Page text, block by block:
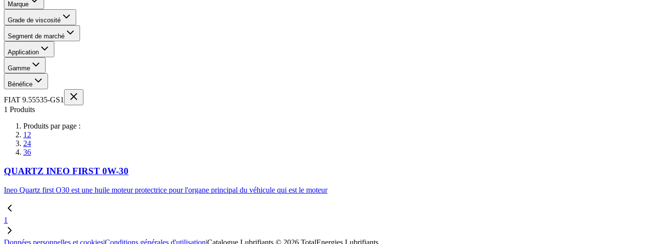
Marque
Grade de viscosité
Segment de marché
Application
Gamme
Bénéfice
FIAT 9.55535-GS1
1 Produits
Produits par page :
12
24
36
QUARTZ INEO FIRST 0W-30
Ineo Quartz first O30 est une huile moteur protectrice pour l'organe principal du véhicule qui est le moteur
1
Données personnelles et cookies|Conditions générales d'utilisation|Catalogue Lubrifiants © 2026 TotalEnergies Lubrifiants